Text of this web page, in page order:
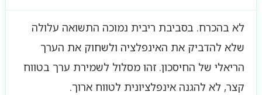
לא בהכרח. בסביבת ריבית נמוכה התשואה עלולה
שלא להדביק את האינפלציה ולשחוק את הערך
הריאלי של החיסכון. זהו מסלול לשמירת ערך בטווח
קצר, לא להגנה אינפלציונית לטווח ארוך.